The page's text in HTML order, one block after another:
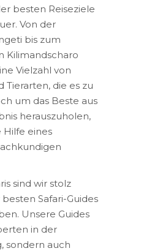
besten Reiseziele
Von der
bis zum
Kilimandscharo
Vielzahl von
Tierarten, die es zu
um das Beste aus
herauszuholen,
Hilfe eines
sind wir stolz
Safari-Guides
Unsere Guides
in der
sondern auch